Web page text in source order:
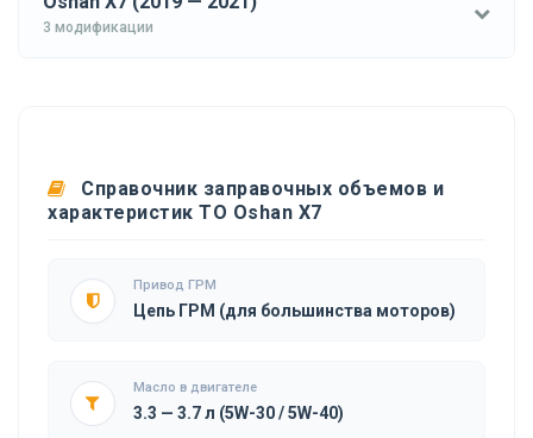
3 модификации
Справочник заправочных объемов и
характеристик ТО Oshan X7
Привод ГРМ
Цепь ГРМ (для большинства моторов)
Масло в двигателе
3.3 — 3.7 л (5W-30 / 5W-40)